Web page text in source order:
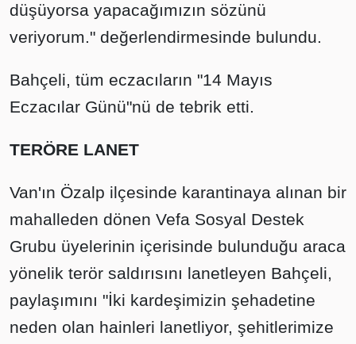
düşüyorsa yapacağımızın sözünü
veriyorum." değerlendirmesinde bulundu.
Bahçeli, tüm eczacıların "14 Mayıs
Eczacılar Günü"nü de tebrik etti.
TERÖRE LANET
Van'ın Özalp ilçesinde karantinaya alınan bir
mahalleden dönen Vefa Sosyal Destek
Grubu üyelerinin içerisinde bulunduğu araca
yönelik terör saldırısını lanetleyen Bahçeli,
paylaşımını "İki kardeşimizin şehadetine
neden olan hainleri lanetliyor, şehitlerimize